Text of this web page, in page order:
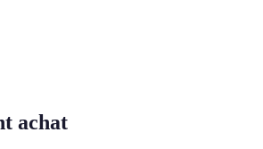
achat